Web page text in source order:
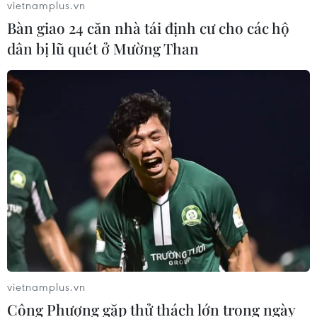
Giá vàng tăng phiên thứ tư liên tiếp,
chạm mức cao nhất trong 7 tuần
06/08/2026 08:36
Xăng dầu trong nước đồng loạt giảm,
E10RON95-III xuống còn 22.324
đồng/lít
06/08/2026 08:07
Cà Mau triển khai đợt cao điểm
chống khai thác IUU
06/08/2026 07:25
vietnamplus.vn
Bàn giao 24 căn nhà tái định cư cho các hộ
dân bị lũ quét ở Mường Than
vietnamplus.vn
Công Phượng gặp thử thách lớn trong ngày